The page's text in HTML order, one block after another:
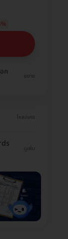
ก
ขยาย
โหลดเลย
ดูเพิ่ม